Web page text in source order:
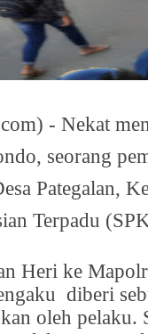
- Nekat
seorang
Pategalan,
Terpadu
Heri ke
diberi
oleh